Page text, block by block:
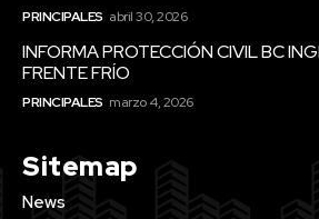
PRINCIPALES abril 30, 2026
INFORMA PROTECCIÓN CIVIL BC
FRENTE FRÍO
PRINCIPALES marzo 4, 2026
Sitemap
News